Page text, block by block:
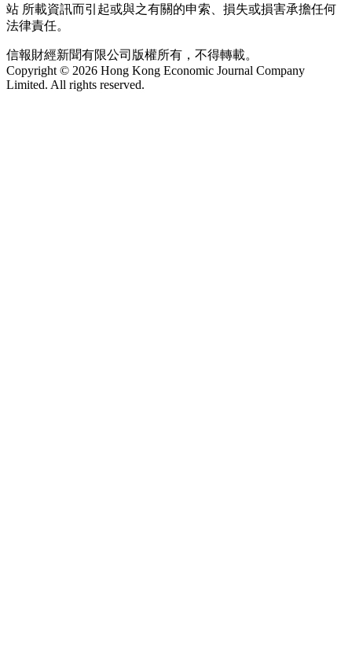
站 所載資訊而引起或與之有關的申索、損失或損害承擔任何
法律責任。
信報財經新聞有限公司版權所有，不得轉載。
Copyright © 2026 Hong Kong Economic Journal Company
Limited. All rights reserved.